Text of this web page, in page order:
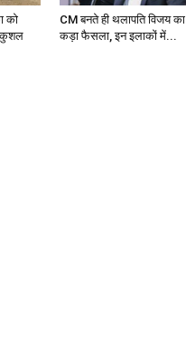
को
CM बनते ही थलापति विजय का
कड़ा फैसला, इन इलाकों में...